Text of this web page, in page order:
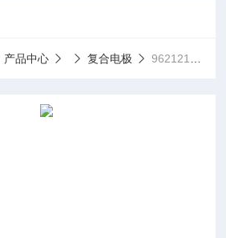
产品中心 复合电极 962121低电导上海雷磁 复合电极